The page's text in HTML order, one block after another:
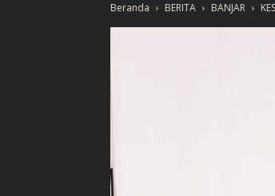
Beranda BERITA BANJAR